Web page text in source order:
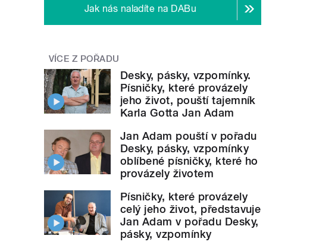
Jak nás naladíte na DABu
VÍCE Z POŘADU
Desky, pásky, vzpomínky.
Písničky, které provázely
jeho život, pouští tajemník
Karla Gotta Jan Adam
Jan Adam pouští v pořadu
Desky, pásky, vzpomínky
oblíbené písničky, které ho
provázely životem
Písničky, které provázely
celý jeho život, představuje
Jan Adam v pořadu Desky,
pásky, vzpomínky